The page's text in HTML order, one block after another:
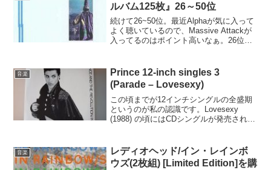
ルバム125枚』26～50位
続けて26~50位。最近Alphaが気に入って
よく聴いているので、Massive Attackが
入ってるのはポイント高いなぁ。26位
音楽
Prince 12-inch singles 3
(Parade – Lovesexy)
この頃までが12インチシングルの全盛期
というのが私の認識です。Lovesexy
(1988) の頃にはCDシングルが発売される
でしょう。オレンジ：アルバム...
音楽
レディオヘッド/イン・レインボ
ウズ(2枚組) [Limited Edition]を購